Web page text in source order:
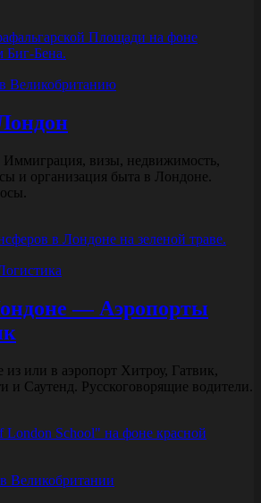
Великобританию
визы, недвижимость,
и организация быта в Лондоне.
— Аэропорты
или в аэропорт Хитроу, Гатвик,
и Саутенд. Русскоговорящие водители.
Великобритании